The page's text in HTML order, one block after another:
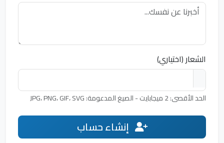
الشعار (اختياري)
الحد الأقصى: 2 ميجابايت - الصيغ المدعومة: JPG، PNG، GIF، SVG
إنشاء حساب